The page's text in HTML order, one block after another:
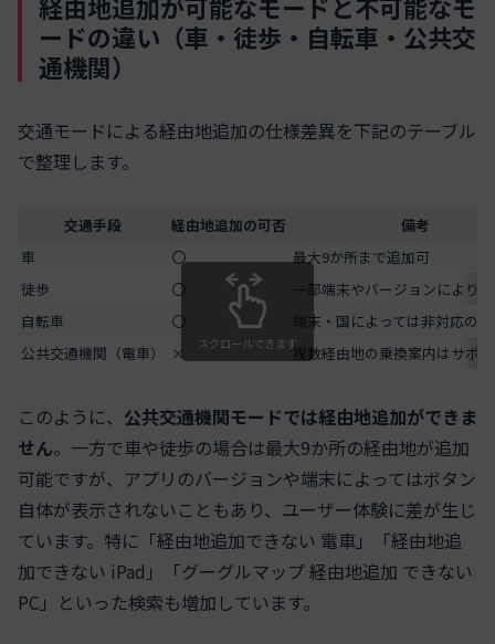
ードの違い（車・徒歩・自転車・公共交
通機関）
交通モードによる経由地追加の仕様差異を下記のテーブル
で整理します。
交通手段 経由地追加の可否
備考
車
〇
最大9か所まで追加可
徒歩
〇
一部端末やバージョンにより
自転車
〇
端末・国によっては非対応の
公共交通機関（電車）
× 複数経由地の乗換案内はサポ
スクロールできます
このように、 公共交通機関モードでは経由地追加ができま
せん。一方で車や徒歩の場合は最大9か所の経由地が追加
可能ですが、アプリのバージョンや端末によってはボタン
自体が表示されないこともあり、ユーザー体験に差が生じ
ています。特に「経由地追加できない 電車」「経由地追
加できない iPad」「グーグルマップ 経由地追加 できない
PC」といった検索も増加しています。